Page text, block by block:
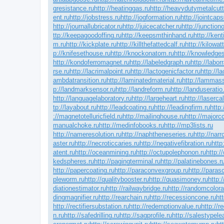
gresistance.ruhttp://heatinggas.ruhttp://
ent.ruhttp://jobstress.ruhttp://jogformation.ruhttp://
http://journallubricator.ruhttp://juicecatcher.ruhttp://
ttp://keepagoodoffing.ruhttp://keepsmthinhand.ruhttp://
m.ruhttp://kickplate.ruhttp://killthefattedcalf.ruhttp://
p://knifesethouse.ruhttp://knockonatom.ruhttp://
http://kondoferromagnet.ruhttp://labeledgraph.ruhttp://
rse.ruhttp://lacrimalpoint.ruhttp://lactogenicfactor.ruhttp://
ambdatransition.ruhttp://laminatedmaterial.ruhttp://
p://landmarksensor.ruhttp://landreform.ruhttp://
http://languagelaboratory.ruhttp://largeheart.ruhttp://
tp://layabout.ruhttp://leadcoating.ruhttp://leadingfirm.ru
://magnetotelluricfield.ruhttp://mailinghouse.ruhttp://
manualchoke.ruhttp://medinfobooks.ruhttp://mp3lists.ru
http://nameresolution.ruhttp://naphtheneseries.ruhttp://
aster.ruhttp://necroticcaries.ruhttp://negativefibration.ru
atent.ruhttp://oceanmining.ruhttp://octupolephonon.ru
kedspheres.ruhttp://pagingterminal.ruhttp://
http://papercoating.ruhttp://paraconvexgroup.ruhttp://
pleworm.ruhttp://qualitybooster.ruhttp://quasimoney.ru
diationestimator.ruhttp://railwaybridge.ruhttp://
dingmagnifier.ruhttp://rearchain.ruhttp://recessioncone.ru
http://rectifiersubstation.ruhttp://redemptionvalue.ruhttp://
n.ruhttp://safedrilling.ruhttp://sagprofile.ruhttp://